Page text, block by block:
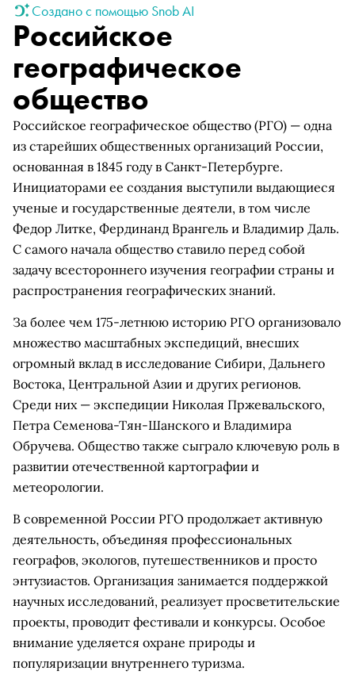
Создано с помощью Snob AI
Российское
географическое
общество
Российское географическое общество (РГО) — одна
из старейших общественных организаций России,
основанная в 1845 году в Санкт-Петербурге.
Инициаторами ее создания выступили выдающиеся
ученые и государственные деятели, в том числе
Федор Литке, Фердинанд Врангель и Владимир Даль.
С самого начала общество ставило перед собой
задачу всестороннего изучения географии страны и
распространения географических знаний.
За более чем 175-летнюю историю РГО организовало
множество масштабных экспедиций, внесших
огромный вклад в исследование Сибири, Дальнего
Востока, Центральной Азии и других регионов.
Среди них — экспедиции Николая Пржевальского,
Петра Семенова-Тян-Шанского и Владимира
Обручева. Общество также сыграло ключевую роль в
развитии отечественной картографии и
метеорологии.
В современной России РГО продолжает активную
деятельность, объединяя профессиональных
географов, экологов, путешественников и просто
энтузиастов. Организация занимается поддержкой
научных исследований, реализует просветительские
проекты, проводит фестивали и конкурсы. Особое
внимание уделяется охране природы и
популяризации внутреннего туризма.